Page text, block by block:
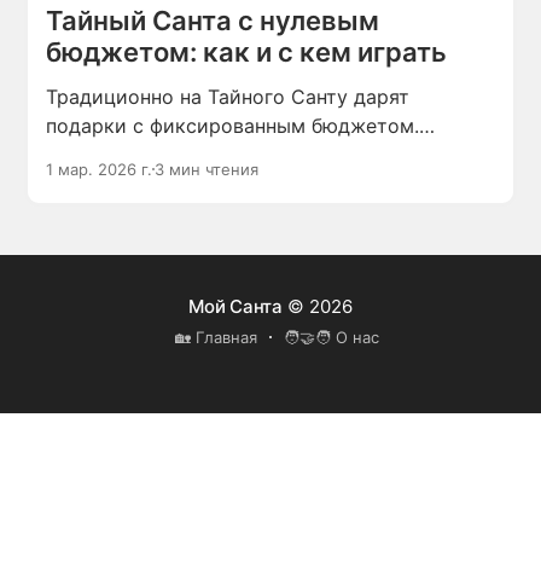
Тайный Санта с нулевым
бюджетом: как и с кем играть
Традиционно на Тайного Санту дарят
подарки с фиксированным бюджетом.
даже символическую сумму потратить
1 мар. 2026 г. 3 мин чтения
Мой Санта © 2026
🏡 Главная 🧑‍🤝‍🧑 О нас